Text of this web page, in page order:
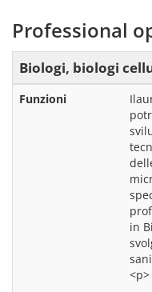
Professional
Biologi, biologi
Funzioni
in
<p>